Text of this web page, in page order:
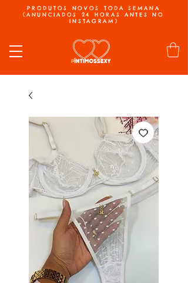
PRODUTOS NOVOS TODA SEMANA
(ANUNCIADOS 24 HORAS ANTES NO
INSTAGRAM)